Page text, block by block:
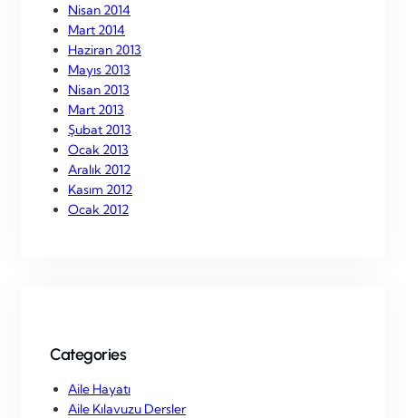
Nisan 2014
Mart 2014
Haziran 2013
Mayıs 2013
Nisan 2013
Mart 2013
Şubat 2013
Ocak 2013
Aralık 2012
Kasım 2012
Ocak 2012
Categories
Aile Hayatı
Aile Kılavuzu Dersler